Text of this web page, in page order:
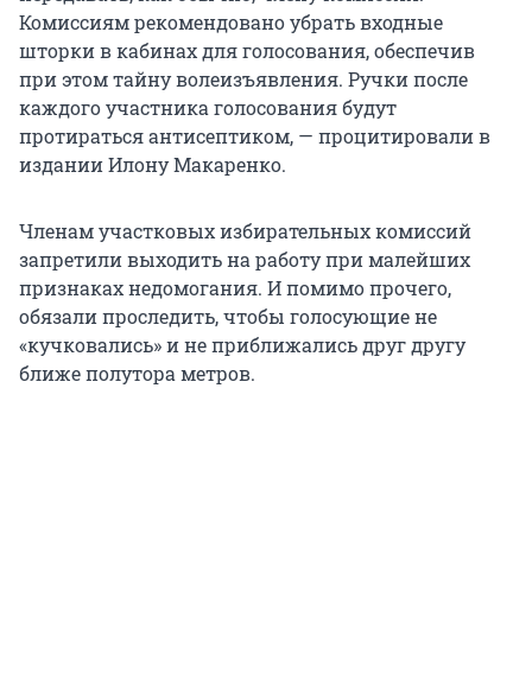
Комиссиям рекомендовано убрать входные
шторки в кабинах для голосования, обеспечив
при этом тайну волеизъявления. Ручки после
каждого участника голосования будут
протираться антисептиком, — процитировали в
издании Илону Макаренко.
Членам участковых избирательных комиссий
запретили выходить на работу при малейших
признаках недомогания. И помимо прочего,
обязали проследить, чтобы голосующие не
«кучковались» и не приближались друг другу
ближе полутора метров.